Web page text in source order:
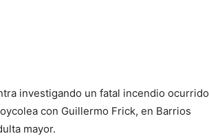
investigando un fatal incendio ocurrido
con Guillermo Frick, en Barrios
mayor.